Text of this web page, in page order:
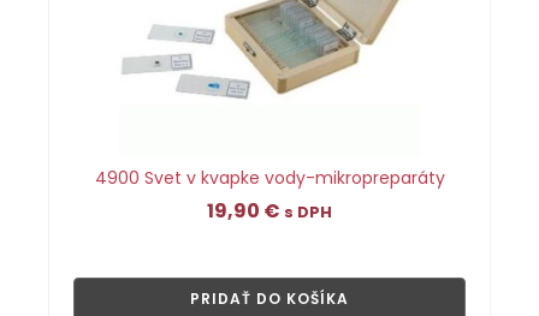
4900 Svet v kvapke vody-mikropreparáty
19,90 € s DPH
PRIDAŤ DO KOŠÍKA